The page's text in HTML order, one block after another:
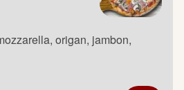
origan, jambon,